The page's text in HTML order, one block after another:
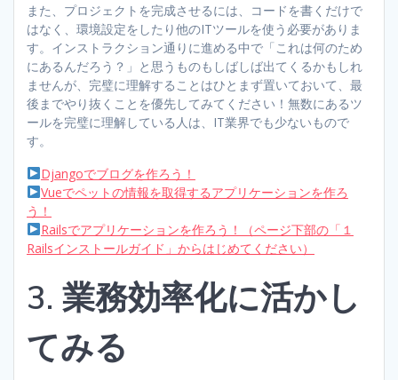
また、プロジェクトを完成させるには、コードを書くだけで
はなく、環境設定をしたり他のITツールを使う必要がありま
す。インストラクション通りに進める中で「これは何のため
にあるんだろう？」と思うものもしばしば出てくるかもしれ
ませんが、完璧に理解することはひとまず置いておいて、最
後までやり抜くことを優先してみてください！無数にあるツ
ールを完璧に理解している人は、IT業界でも少ないもので
す。
Djangoでブログを作ろう！
Vueでペットの情報を取得するアプリケーションを作ろ
う！
Railsでアプリケーションを作ろう！（ページ下部の「１
Railsインストールガイド」からはじめてください）
3. 業務効率化に活かし
てみる